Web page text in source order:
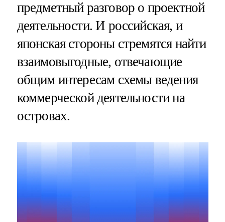
предметный разговор о проектной
деятельности. И российская, и
японская стороны стремятся найти
взаимовыгодные, отвечающие
общим интересам схемы ведения
коммерческой деятельности на
островах.